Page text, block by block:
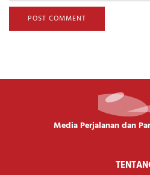
Media Perjalanan dan